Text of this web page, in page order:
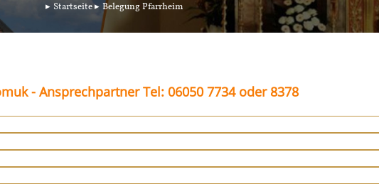
Startseite Belegung Pfarrheim
- Ansprechpartner Tel: 06050 7734 oder 8378